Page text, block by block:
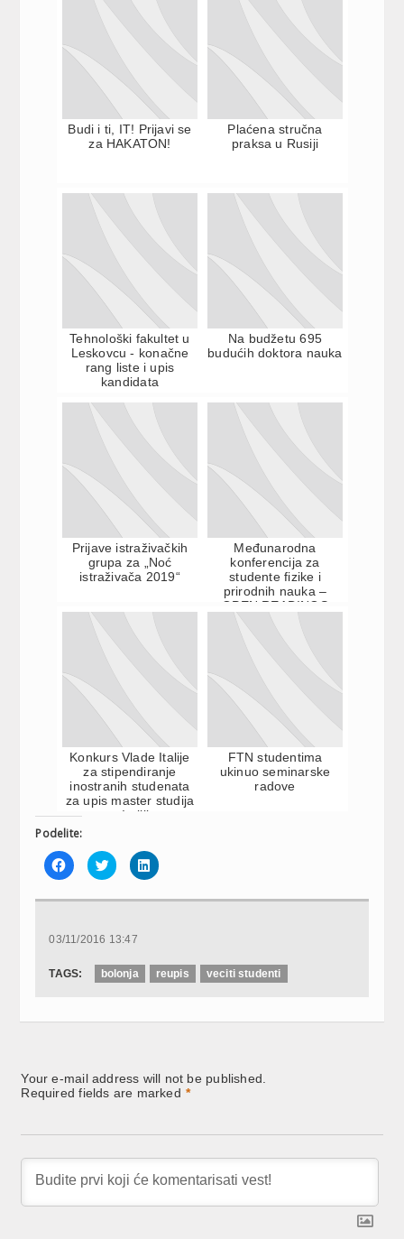
Budi i ti, IT! Prijavi se
za HAKATON!
Plaćena stručna
praksa u Rusiji
Tehnološki fakultet u
Leskovcu - konačne
rang liste i upis
kandidata
Na budžetu 695
budućih doktora nauka
Prijave istraživačkih
grupa za „Noć
istraživača 2019“
Međunarodna
konferencija za
studente fizike i
prirodnih nauka –
OPEN READINGS
2020
Konkurs Vlade Italije
za stipendiranje
inostranih studenata
za upis master studija
u Italiji
FTN studentima
ukinuo seminarske
radove
Podelite:
Click
to
share
Facebook
new
Click
to
share
Twitter
new
Click
to
LinkedIn
03/11/2016 13:47
TAGS: bolonja reupis veciti studenti
Your e-mail address will not be published.
Required fields are marked *